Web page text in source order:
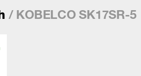
/ KOBELCO SK17SR-5